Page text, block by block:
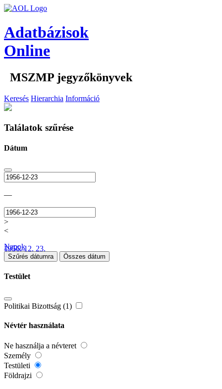
Adatbázisok
Online
MSZMP jegyzőkönyvek
Keresés Hierarchia Információ
Találatok szűrése
Dátum
—
>
<
1956. 12. 23.
Napok
Szűrés dátumra Összes dátum
Testület
Politikai Bizottság (1)
Névtér használata
Ne használja a névteret
Személy
Testületi
Földrajzi